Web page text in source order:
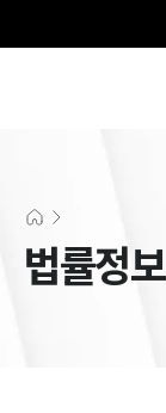
법률정보